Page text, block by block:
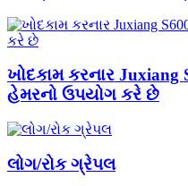
ખોદકામ કરનાર Juxiang
હેમરનો ઉપયોગ કરે છે
લોગ/રોક ગ્રેપલ